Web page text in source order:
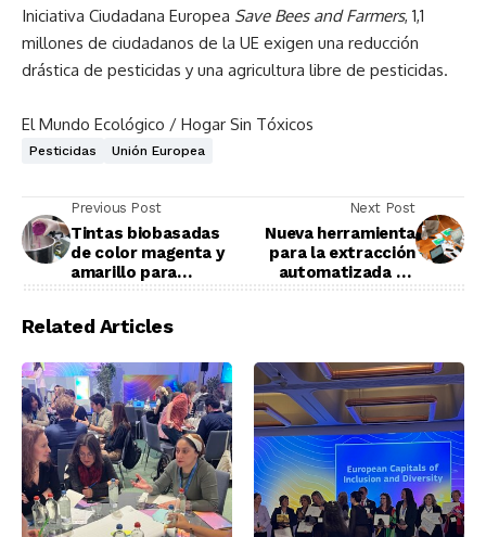
Iniciativa Ciudadana Europea Save Bees and Farmers, 1,1
millones de ciudadanos de la UE exigen una reducción
drástica de pesticidas y una agricultura libre de pesticidas.
El Mundo Ecológico / Hogar Sin Tóxicos
Pesticidas Unión Europea
Previous Post
Tintas biobasadas
de color magenta y
amarillo para
Next Post
Nueva herramienta
para la extracción
automatizada de
Related Articles